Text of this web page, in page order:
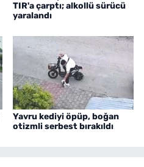
TIR'a çarptı; alkollü sürücü
yaralandı
Yavru kediyi öpüp, boğan
otizmli serbest bırakıldı